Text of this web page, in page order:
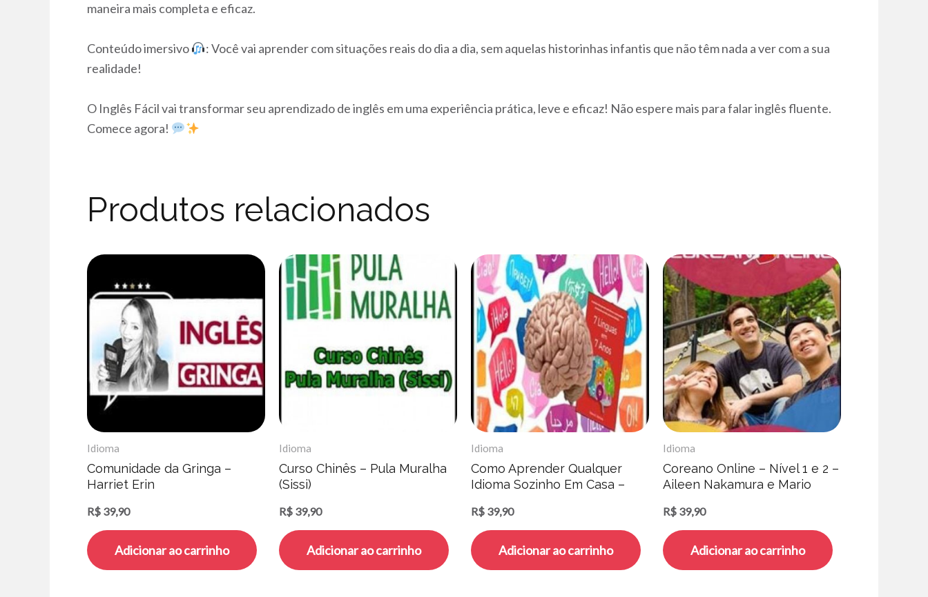
maneira mais completa e eficaz.
Conteúdo imersivo
: Você vai aprender com situações reais do dia a dia, sem aquelas historinhas infantis que não têm nada a ver com a sua
realidade!
O Inglês Fácil vai transformar seu aprendizado de inglês em uma experiência prática, leve e eficaz! Não espere mais para falar inglês fluente.
Comece agora!
Produtos relacionados
Idioma
Comunidade da Gringa –
Harriet Erin
R$ 39,90
Adicionar ao carrinho
Idioma
Curso Chinês – Pula Muralha
(Sissi)
R$ 39,90
Adicionar ao carrinho
Idioma
Como Aprender Qualquer
Idioma Sozinho Em Casa –
R$ 39,90
Adicionar ao carrinho
Idioma
Coreano Online – Nível 1 e 2 –
Aileen Nakamura e Mario
R$ 39,90
Adicionar ao carrinho